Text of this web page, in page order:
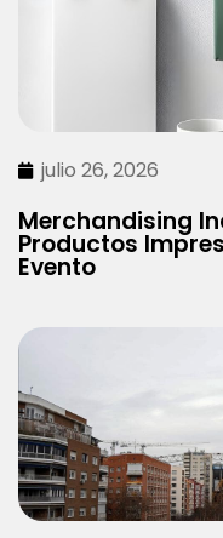
julio 26, 2026
Merchandising
Productos
Evento